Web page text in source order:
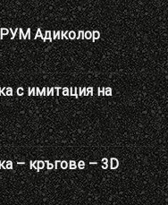
Адиколор
с имитация на
– кръгове – 3D